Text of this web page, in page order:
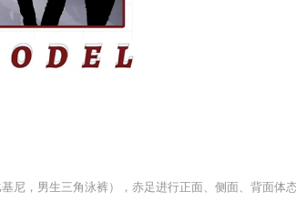
尼，男生三角泳裤），赤足进行正面、侧面、背面体